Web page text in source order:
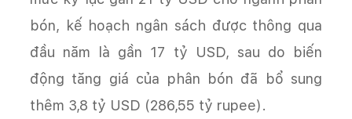
bón, kế hoạch ngân sách được thông qua
đầu năm là gần 17 tỷ USD, sau do biến
động tăng giá của phân bón đã bổ sung
thêm 3,8 tỷ USD (286,55 tỷ rupee).